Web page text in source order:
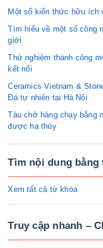
Một số kiến thức hữu ích
Tìm hiểu về một số công
giới
Thử nghiệm thành công
kết nối
Ceramics Vietnam &
Đá tự nhiên tại Hà Nội
Tàu chở hàng chạy bằng
được hạ thủy
Tìm nội dung bằng
Xem tất cả từ khóa
Truy cập nhanh –